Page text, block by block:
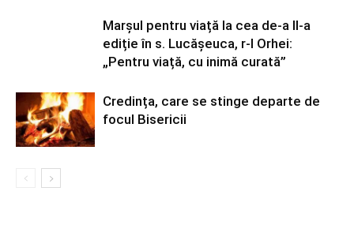
Marșul pentru viață la cea de-a II-a
ediție în s. Lucășeuca, r-l Orhei:
„Pentru viață, cu inimă curată”
Credința, care se stinge departe de
focul Bisericii